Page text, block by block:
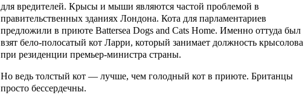
для вредителей. Крысы и мыши являются частой проблемой в
правительственных зданиях Лондона. Кота для парламентариев
предложили в приюте Battersea Dogs and Cats Home. Именно оттуда был
взят бело-полосатый кот Ларри, который занимает должность крысолова
при резиденции премьер-министра страны.
Но ведь толстый кот — лучше, чем голодный кот в приюте. Британцы
просто бессердечны.